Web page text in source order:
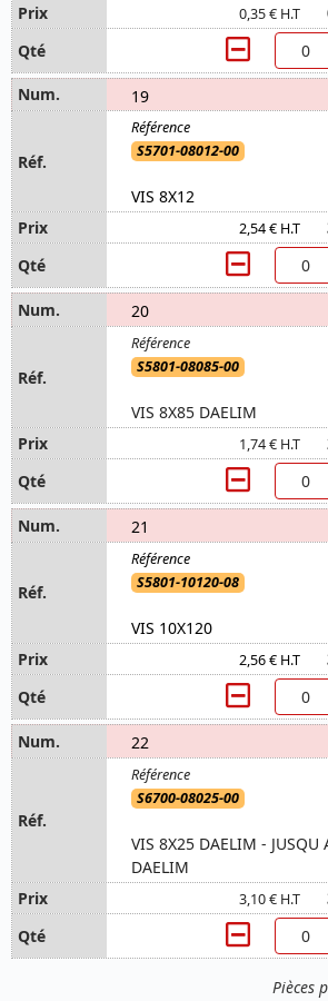
Pièces
0,35 € H.T
19
S5701-08012-00
VIS 8X12
2,54 € H.T
20
S5801-08085-00
VIS 8X85 DAELIM
1,74 € H.T
21
S5801-10120-08
VIS 10X120
2,56 € H.T
22
S6700-08025-00
VIS 8X25 DAELIM - JUSQU
DAELIM
3,10 € H.T